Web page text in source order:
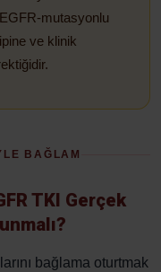
mutasyonlu
ve klinik
BAĞLAM
TKI Gerçek
bağlama oturtmak